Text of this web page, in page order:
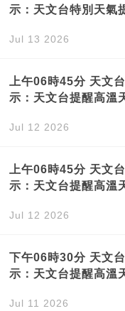
示：天文台特別天氣
Jul 13 2026
上午06時45分 天文
示：天文台提醒高溫
Jul 12 2026
上午06時45分 天文
示：天文台提醒高溫
Jul 12 2026
下午06時30分 天文
示：天文台提醒高溫
Jul 11 2026